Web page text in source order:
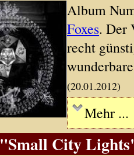
Album
Foxes. Der
recht
(20.01.2012)
Mehr ...
City